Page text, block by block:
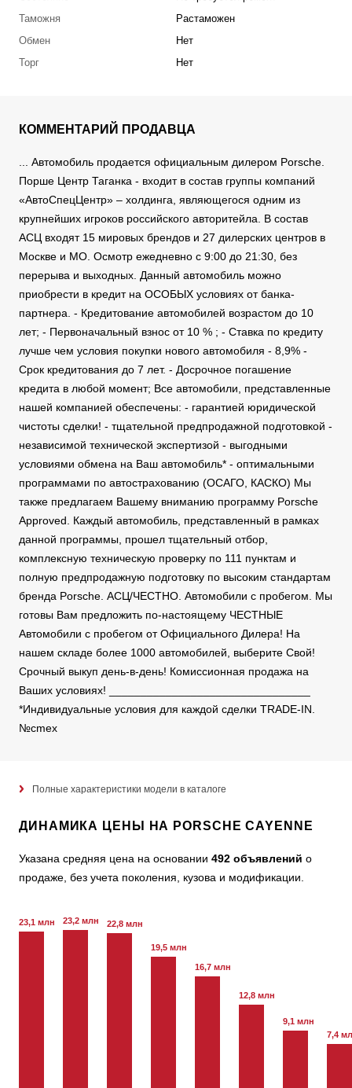
Таможня
Растаможен
Обмен
Нет
Торг
Нет
КОММЕНТАРИЙ ПРОДАВЦА
... Автомобиль продается официальным дилером Porsche.
Порше Центр Таганка - входит в состав группы компаний
«АвтоСпецЦентр» – холдинга, являющегося одним из
крупнейших игроков российского авторитейла. В состав
АСЦ входят 15 мировых брендов и 27 дилерских центров в
Москве и МО. Осмотр ежедневно с 9:00 до 21:30, без
перерыва и выходных. Данный автомобиль можно
приобрести в кредит на ОСОБЫХ условиях от банка-
партнера. - Кредитование автомобилей возрастом до 10
лет; - Первоначальный взнос от 10 % ; - Ставка по кредиту
лучше чем условия покупки нового автомобиля - 8,9% -
Срок кредитования до 7 лет. - Досрочное погашение
кредита в любой момент; Все автомобили, представленные
нашей компанией обеспечены: - гарантией юридической
чистоты сделки! - тщательной предпродажной подготовкой -
независимой технической экспертизой - выгодными
условиями обмена на Ваш автомобиль* - оптимальными
программами по автострахованию (ОСАГО, КАСКО) Мы
также предлагаем Вашему вниманию программу Porsche
Approved. Каждый автомобиль, представленный в рамках
данной программы, прошел тщательный отбор,
комплексную техническую проверку по 111 пунктам и
полную предпродажную подготовку по высоким стандартам
бренда Porsche. АСЦ/ЧЕСТНО. Автомобили с пробегом. Мы
готовы Вам предложить по-настоящему ЧЕСТНЫЕ
Автомобили с пробегом от Официального Дилера! На
нашем складе более 1000 автомобилей, выберите Свой!
Срочный выкуп день-в-день! Комиссионная продажа на
Ваших условиях! ________________________________
*Индивидуальные условия для каждой сделки TRADE-IN.
№cmex
Полные характеристики модели в каталоге
ДИНАМИКА ЦЕНЫ НА PORSCHE CAYENNE
Указана средняя цена на основании 492 объявлений о
продаже, без учета поколения, кузова и модификации.
23,1 млн 23,2 млн 22,8 млн
19,5 млн
16,7 млн
12,8 млн
9,1 млн
7,4